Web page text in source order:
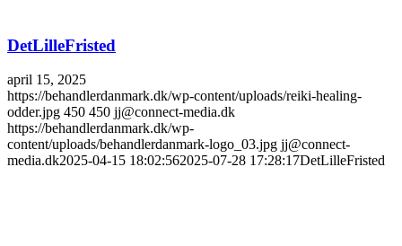
DetLilleFristed
april 15, 2025
https://behandlerdanmark.dk/wp-content/uploads/reiki-healing-
odder.jpg 450 450 jj@connect-media.dk
https://behandlerdanmark.dk/wp-
content/uploads/behandlerdanmark-logo_03.jpg jj@connect-
media.dk2025-04-15 18:02:562025-07-28 17:28:17DetLilleFristed